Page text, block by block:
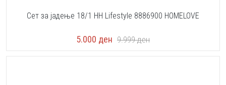
Сет за јадење 18/1 HH Lifestyle 8886900 HOMELOVE
5.000 ден 9.999ден